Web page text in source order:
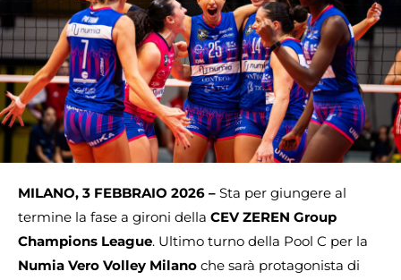
MILANO, 3 FEBBRAIO 2026 – Sta per giungere al
termine la fase a gironi della CEV ZEREN Group
Champions League. Ultimo turno della Pool C per la
Numia Vero Volley Milano che sarà protagonista di